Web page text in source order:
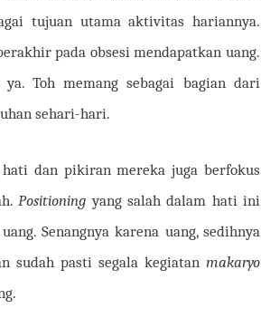
tujuan utama aktivitas hariannya.
pada obsesi mendapatkan uang.
ya. Toh memang sebagai bagian dari
sehari-hari.
dan pikiran mereka juga berfokus
Positioning yang salah dalam hati ini
Senangnya karena uang, sedihnya
sudah pasti segala kegiatan makaryo